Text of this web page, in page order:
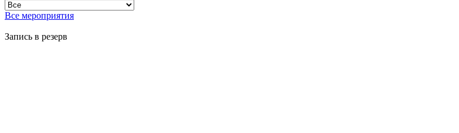
Все мероприятия
Запись в резерв